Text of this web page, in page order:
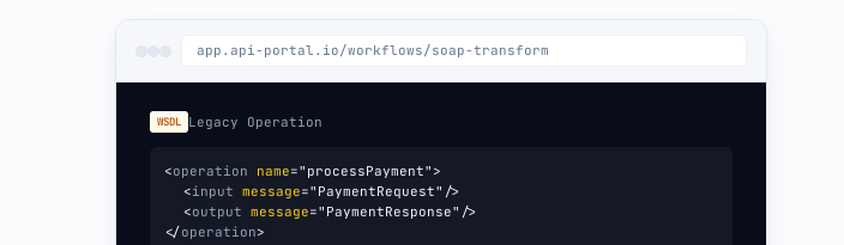
app.api-portal.io/workflows/soap-transform
WSDL Legacy Operation
<operation name="processPayment" >
<input message="PaymentRequest" />
<output message="PaymentResponse" />
</operation>